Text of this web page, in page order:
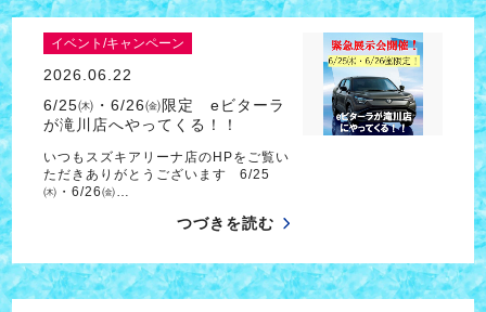
イベント/キャンペーン
2026.06.22
6/25㈭・6/26㈮限定 eビターラ
が滝川店へやってくる！！
いつもスズキアリーナ店のHPをご覧い
ただきありがとうございます 6/25
㈭・6/26㈮…
つづきを読む